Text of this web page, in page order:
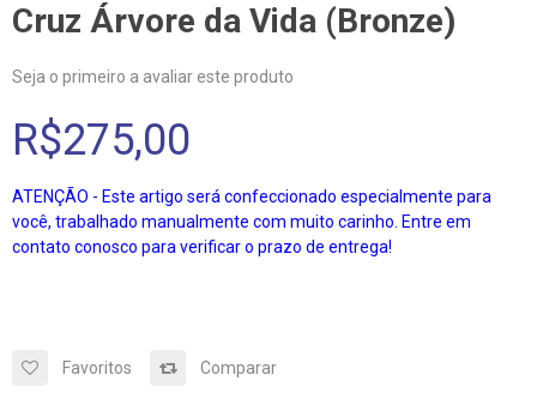
Cruz Árvore da Vida (Bronze)
Seja o primeiro a avaliar este produto
R$275,00
ATENÇÃO - Este artigo será confeccionado especialmente para
você, trabalhado manualmente com muito carinho. Entre em
contato conosco para verificar o prazo de entrega!
Favoritos Comparar